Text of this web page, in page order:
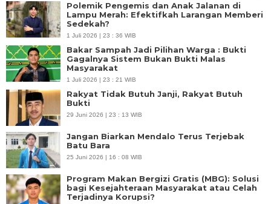
Polemik Pengemis dan Anak Jalanan di
Lampu Merah: Efektifkah Larangan Memberi
Sedekah?
1 Juli 2026 | 23 : 36 WIB
Bakar Sampah Jadi Pilihan Warga : Bukti
Gagalnya Sistem Bukan Bukti Malas
Masyarakat
1 Juli 2026 | 23 : 21 WIB
Rakyat Tidak Butuh Janji, Rakyat Butuh
Bukti
29 Juni 2026 | 23 : 13 WIB
Jangan Biarkan Mendalo Terus Terjebak
Batu Bara
25 Juni 2026 | 16 : 08 WIB
Program Makan Bergizi Gratis (MBG): Solusi
bagi Kesejahteraan Masyarakat atau Celah
Terjadinya Korupsi?